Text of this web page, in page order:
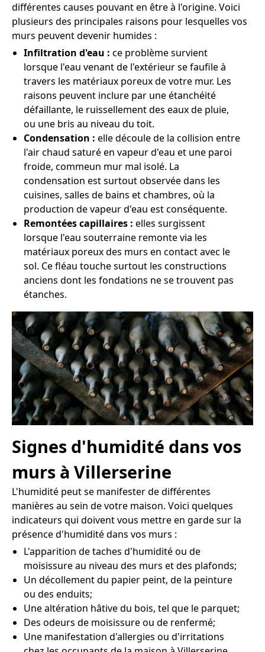
différentes causes pouvant en être à l'origine. Voici
plusieurs des principales raisons pour lesquelles vos
murs peuvent devenir humides :
Infiltration d'eau : ce problème survient
lorsque l'eau venant de l'extérieur se faufile à
travers les matériaux poreux de votre mur. Les
raisons peuvent inclure par une étanchéité
défaillante, le ruissellement des eaux de pluie,
ou une bris au niveau du toit.
Condensation : elle découle de la collision entre
l'air chaud saturé en vapeur d'eau et une paroi
froide, commeun mur mal isolé. La
condensation est surtout observée dans les
cuisines, salles de bains et chambres, où la
production de vapeur d'eau est conséquente.
Remontées capillaires : elles surgissent
lorsque l'eau souterraine remonte via les
matériaux poreux des murs en contact avec le
sol. Ce fléau touche surtout les constructions
anciens dont les fondations ne se trouvent pas
étanches.
Signes d'humidité dans vos
murs à Villerserine
L'humidité peut se manifester de différentes
manières au sein de votre maison. Voici quelques
indicateurs qui doivent vous mettre en garde sur la
présence d'humidité dans vos murs :
L'apparition de taches d'humidité ou de
moisissure au niveau des murs et des plafonds;
Un décollement du papier peint, de la peinture
ou des enduits;
Une altération hâtive du bois, tel que le parquet;
Des odeurs de moisissure ou de renfermé;
Une manifestation d'allergies ou d'irritations